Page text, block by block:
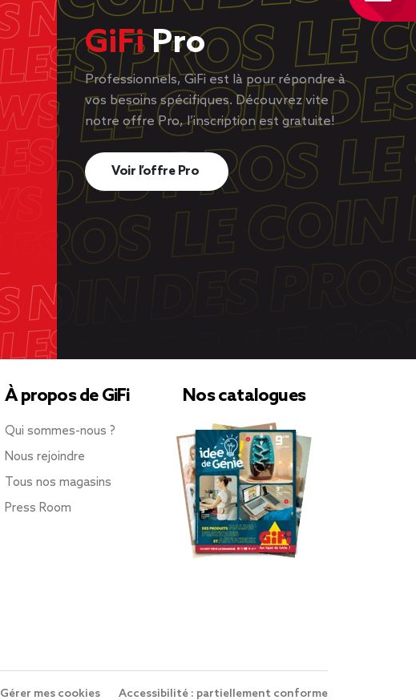
GiFiPro
Professionnels, GiFi est là pour répondre à
vos besoins spécifiques. Découvrez vite
notre offre Pro, l’inscription est gratuite!
Voir l’offre Pro
À propos de GiFi
Qui sommes-nous ?
Nous rejoindre
Tous nos magasins
Press Room
Nos catalogues
Gérer mes cookies Accessibilité : partiellement conforme